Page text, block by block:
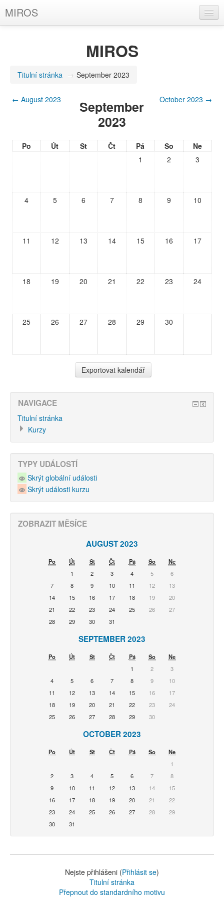
MIROS
Přihlásit se)
MIROS
Titulní stránka → September 2023
← August 2023
September
2023
October 2023 →
Po Út St Čt Pá So
Ne
1
2 3
4 5 6 7 8 9 10
11 12 13 14 15 16 17
18 19 20 21 22 23 24
25 26 27 28 29 30
NAVIGACE
Titulní stránka
Kurzy
TYPY UDÁLOSTÍ
Skrýt globální události
Skrýt události kurzu
ZOBRAZIT MĚSÍCE
AUGUST 2023
Po Út St Čt Pá So
Ne
1
2 3 4 5
6
7
8 9 10 11 12
13
14
15 16 17 18 19
20
21
22 23 24 25 26
27
28
29 30 31
SEPTEMBER 2023
Po Út St Čt Pá So
Ne
1
2
3
4
5 6 7 8 9
10
11
12 13 14 15 16
17
18
19 20 21 22 23
24
25
26 27 28 29 30
OCTOBER 2023
Po Út St Čt Pá So
Ne
1
2
3 4 5 6 7
8
9
10 11 12 13 14
15
16
17 18 19 20 21
22
23
24 25 26 27 28
29
30
31
Nejste přihlášeni (Přihlásit se)
Titulní stránka
Přepnout do standardního motivu